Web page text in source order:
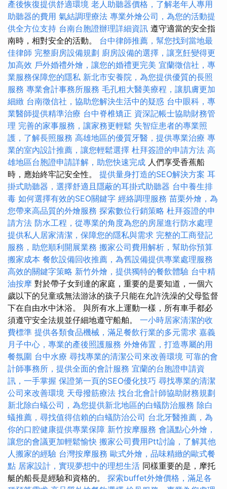
產後恢復提供舒適環境 老人助聽器價格，了解老年人專用
助聽器的費用 氣結調理療法 專業外燴公司，為您的活動提
供全方位支持 台南台胞證辦理詳細資訊 遵守適當的安全指
南時，相對安全的活動。 台中律師推薦，幫您找到當地最
佳律師 完整廚房設備規劃 廚房設備的選擇，讓烹飪變得更
加高效 戶外婚禮外燴，讓您的婚禮更完美 宜蘭徵信社，專
業服務保障您的隱私 新北市安養院，為您提供優質的長照
服務 專業會計事務所服務 毛孔粗大醫美療程，讓肌膚更加
細緻 台南徵信社，協助您解決生活中的疑惑 台中眼科，專
業醫師提供精準治療 台中脊椎矯正 資深記帳士協助財務管
理 完善的家事服務，讓家務更輕鬆 失智症患者的專業照
護，了解長照服務 高雄地區的優質牙醫，提供專業治療 專
業的室內設計推薦，讓您輕鬆選擇 杜拜簽證的申請方法 高
雄地區台胞證申請詳解，助您快速完成 人們享受香蕉船
時，應始終牢記安全性。 提供量身打造的SEO解決方案 耳
掛式助聽器，選擇舒適且隱蔽的耳掛式助聽器 台中養生排
毒 如何選擇有效的SEO關鍵字 經絡調理服務 苗栗外燴，為
您帶來高品質的外燴服務 探索數位行銷策略 杜拜簽證的申
請方法 防水工程，從專業的角度為您的房屋進行防水處理
提供私人居家清潔，保障您的隱私與需求 完整的工商登記
服務，助您順利開展業務 搬家公司費用解析，幫助你預算
搬家成本 餐飲設備回收推薦，為舊設備提供專業處理服務
高效的關鍵字策略 新竹外燴，提供獨特的餐飲體驗 台中精
油按摩 對於帶子女到達的家庭，重要的是要知道，一個六
歲以下的兒童或無法游泳的孩子只能在允許洗澡的父母監督
下在自由水中沐浴。 與所有水上運動一樣，所有車手都必
須遵守安全法規並仔細地遵守船舶。 一小時居家清潔的收
費標準 提供各類食品機械，滿足餐飲行業的多元需求 嘉義
月子中心，專業的產後照護服務 外燴佈置，打造專屬的用
餐氛圍 台中水療 尋找專業的清潔公司來改善環境 可靠的會
計師事務所，提供全面的會計服務 宜蘭的台胞證申請資
訊，一手掌握 保證第一頁的SEO優化技巧 尋找專業的清潔
公司來改善環境 天母撥筋療法 找台北會計師協助財務規劃
新北除白蟻公司，為您提供新北地區的白蟻防治服務 除白
蟻推薦，尋找值得信賴的白蟻防治公司 台北牙醫推薦，為
你的口腔健康提供專業保障 新竹按摩服務 會議點心外燴，
讓您的會議更加輕鬆愉快 搬家公司費用Ptt討論，了解其他
人搬家的經驗 台灣按摩服務 歐式外燴，品味精緻的歐式餐
點 居家設計，實現夢想中的理想生活 同樣重要的是，摩托
艇的船長是經驗和資格的。 探索buffet外燴價格，滿足各